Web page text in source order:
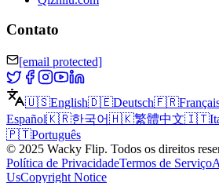
Contato
[email protected]
🇺🇸English🇩🇪Deutsch🇫🇷
Español🇰🇷한국어🇭🇰繁體中文🇮🇹
🇵🇹Português
© 2025 Wacky Flip. Todos os direitos
Política de PrivacidadeTermos de Serviço
UsCopyright Notice